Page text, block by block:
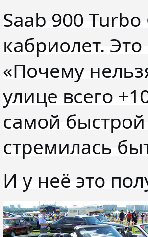
Saab 900
кабриолет.
«Почему
улице всего
самой
стремилась
И у неё это